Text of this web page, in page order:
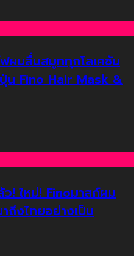
ผมลื่นสมูททุกโลเคชัน
น Fino Hair Mask &
ว! ใหม่! Finoมาสก์ผม
งไทยอย่างเป็น